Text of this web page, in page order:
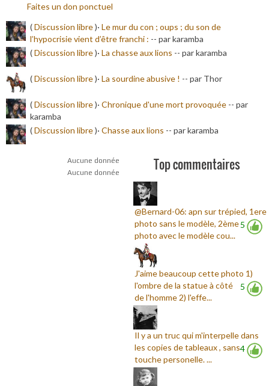
Faites un don ponctuel
(Discussion libre)· Le mur du con ; oups ; du son de
l’hypocrisie vient d’être franchi : -- par karamba
(Discussion libre)· La chasse aux lions -- par karamba
(Discussion libre)· La sourdine abusive ! -- par Thor
(Discussion libre)· Chronique d'une mort provoquée -- par
karamba
(Discussion libre)· Chasse aux lions -- par karamba
Aucune donnée
Aucune donnée
Top commentaires
5
@Bernard-06: apn sur trépied, 1ere
photo sans le modèle, 2ème
photo avec le modèle cou...
5
J'aime beaucoup cette photo 1)
l'ombre de la statue à côté
de l'homme 2) l'effe...
4
Il y a un truc qui m'interpelle dans
les copies de tableaux , sans
touche personelle. ...